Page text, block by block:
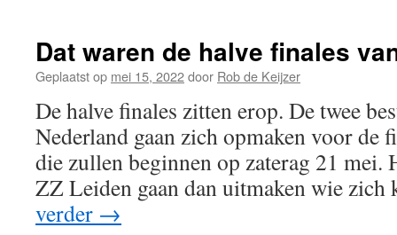
BNXT
League
Dat waren de halve finales
Geplaatst op mei 15, 2022door Rob de Keijzer
De halve finales zitten erop. De twee
Nederland gaan zich opmaken voor de
die zullen beginnen op zaterag 21 mei.
ZZ Leiden gaan dan uitmaken wie
verder →